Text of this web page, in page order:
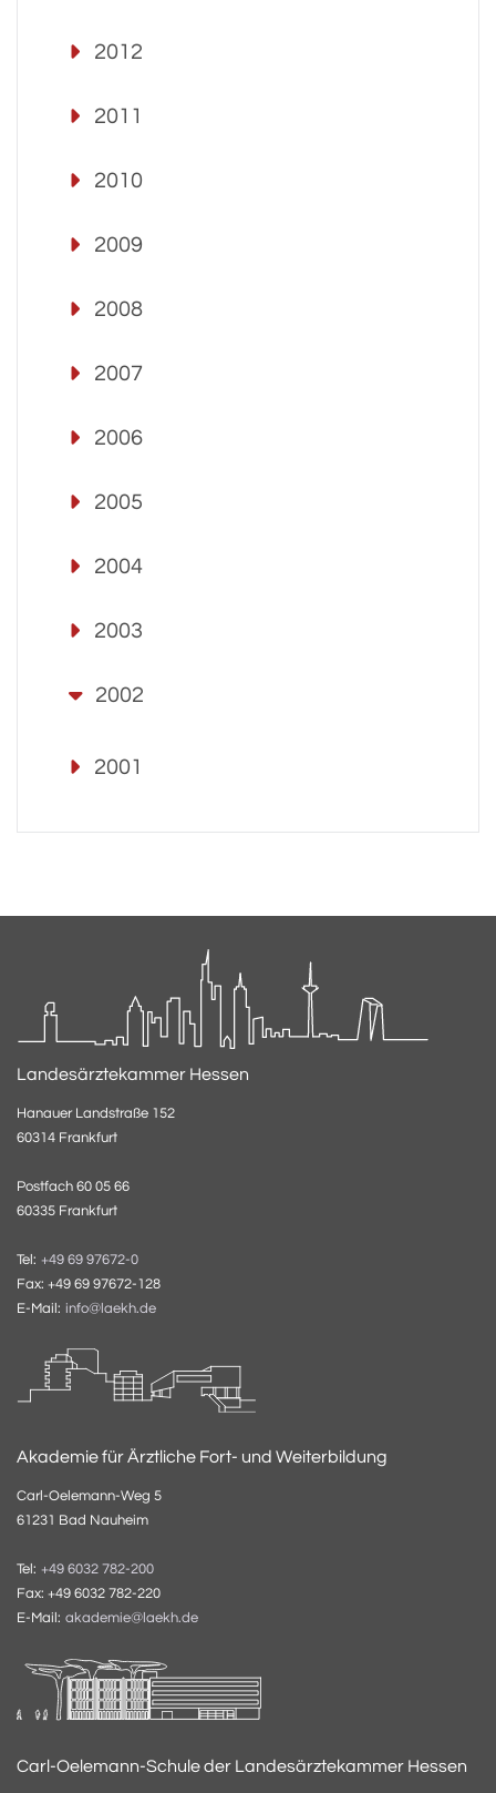
2012
2011
2010
2009
2008
2007
2006
2005
2004
2003
2002
2001
Landesärztekammer Hessen
Hanauer Landstraße 152
60314 Frankfurt
Postfach 60 05 66
60335 Frankfurt
Tel: +49 69 97672-0
Fax: +49 69 97672-128
E-Mail: info@laekh.de
Akademie für Ärztliche Fort- und Weiterbildung
Carl-Oelemann-Weg 5
61231 Bad Nauheim
Tel: +49 6032 782-200
Fax: +49 6032 782-220
E-Mail: akademie@laekh.de
Carl-Oelemann-Schule der Landesärztekammer Hessen